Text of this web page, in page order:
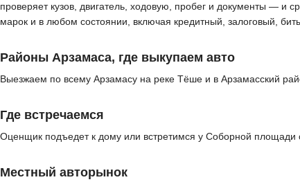
проверяет кузов, двигатель, ходовую, пробег и документы — и
марок и в любом состоянии, включая кредитный, залоговый,
Районы Арзамаса, где выкупаем авто
Выезжаем по всему Арзамасу на реке Тёше и в Арзамасский
Где встречаемся
Оценщик подъедет к дому или встретимся у Соборной площади
Местный авторынок